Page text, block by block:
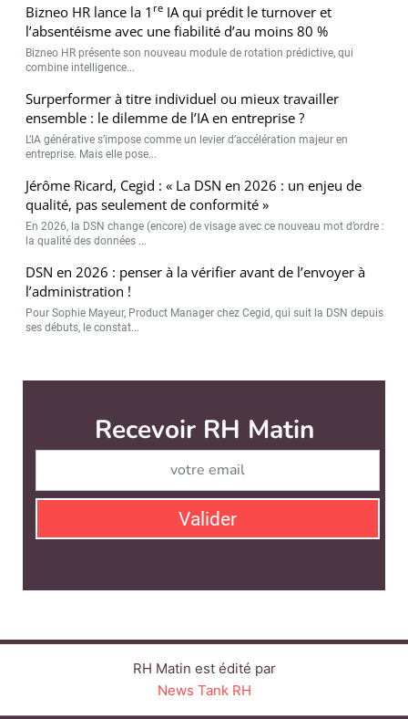
Bizneo HR lance la 1 re IA qui prédit le turnover et
l’absentéisme avec une fiabilité d’au moins 80 %
Bizneo HR présente son nouveau module de rotation prédictive, qui
combine intelligence...
Surperformer à titre individuel ou mieux travailler
ensemble : le dilemme de l’IA en entreprise ?
L’IA générative s’impose comme un levier d’accélération majeur en
entreprise. Mais elle pose...
Jérôme Ricard, Cegid : « La DSN en 2026 : un enjeu de
qualité, pas seulement de conformité »
En 2026, la DSN change (encore) de visage avec ce nouveau mot d’ordre :
la qualité des données ...
DSN en 2026 : penser à la vérifier avant de l’envoyer à
l’administration !
Pour Sophie Mayeur, Product Manager chez Cegid, qui suit la DSN depuis
ses débuts, le constat...
RH Matin est édité par
QUI SOMMES-NOUS ?
LINKEDINTWITTERFACEBOOK